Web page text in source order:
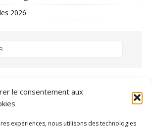
le consentement aux
expériences, nous utilisons des technologies
2026